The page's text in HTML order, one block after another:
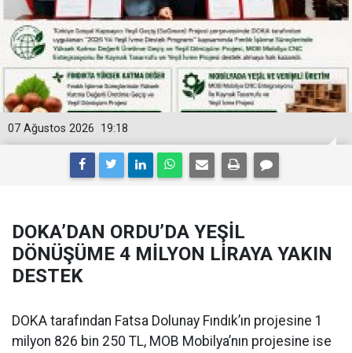
19:18
07 Ağustos 2026
DOKA’DAN ORDU’DA YEŞİL
DÖNÜŞÜME 4 MİLYON LİRAYA YAKIN
DESTEK
DOKA tarafından Fatsa Dolunay Fındık’ın projesine 1
milyon 826 bin 250 TL, MOB Mobilya’nın projesine ise